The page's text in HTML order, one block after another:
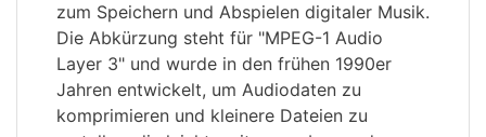
zum Speichern und Abspielen digitaler Musik.
Die Abkürzung steht für "MPEG-1 Audio
Layer 3" und wurde in den frühen 1990er
Jahren entwickelt, um Audiodaten zu
komprimieren und kleinere Dateien zu